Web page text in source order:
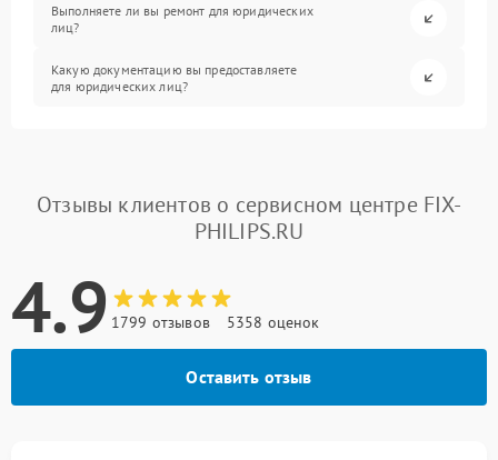
Выполняете ли вы ремонт для юридических
лиц?
Какую документацию вы предоставляете
для юридических лиц?
Отзывы клиентов о сервисном центре FIX-
PHILIPS.RU
4.9 1799 отзывов 5358 оценок
Оставить отзыв